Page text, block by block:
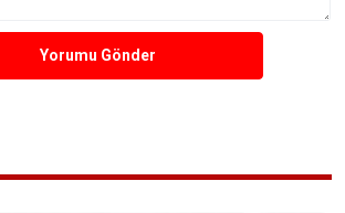
Yorumu Gönder